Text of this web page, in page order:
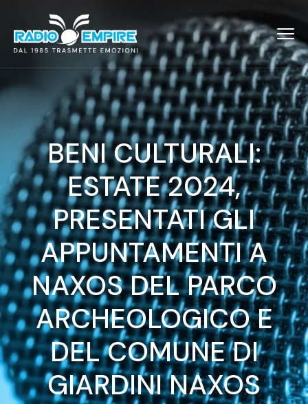
BENI CULTURALI:
ESTATE 2024,
PRESENTATI GLI
APPUNTAMENTI A
NAXOS DEL PARCO
ARCHEOLOGICO E
DEL COMUNE DI
GIARDINI NAXOS